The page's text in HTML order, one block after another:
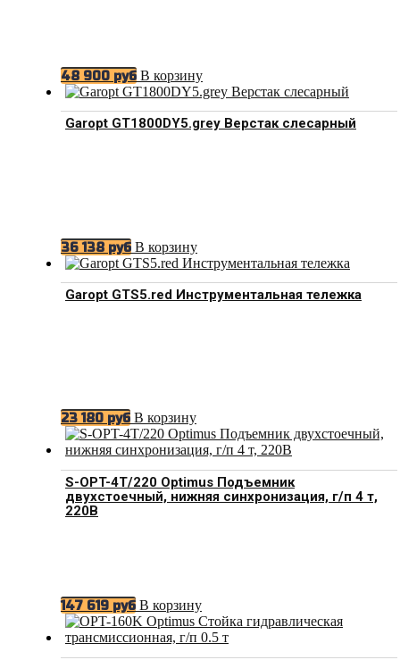
48 900 руб В корзину
Garopt GT1800DY5.grey Верстак слесарный
36 138 руб В корзину
Garopt GTS5.red Инструментальная тележка
23 180 руб В корзину
S-OPT-4T/220 Optimus Подъемник
двухстоечный, нижняя синхронизация, г/п 4 т,
220В
147 619 руб В корзину